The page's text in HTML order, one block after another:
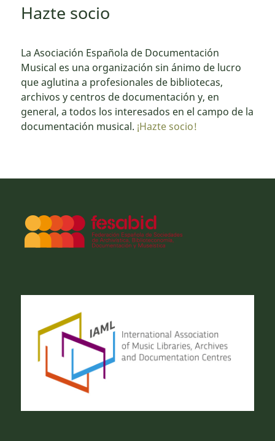
Hazte socio
La Asociación Española de Documentación
Musical es una organización sin ánimo de lucro
que aglutina a profesionales de bibliotecas,
archivos y centros de documentación y, en
general, a todos los interesados en el campo de la
documentación musical. ¡Hazte socio!